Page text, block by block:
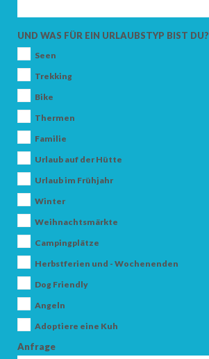
UND WAS FÜR EIN URLAUBSTYP BIST DU?
Seen
Trekking
Bike
Thermen
Familie
Urlaub auf der Hütte
Urlaub im Frühjahr
Winter
Weihnachtsmärkte
Campingplätze
Herbstferien und - Wochenenden
Dog Friendly
Angeln
Adoptiere eine Kuh
Anfrage